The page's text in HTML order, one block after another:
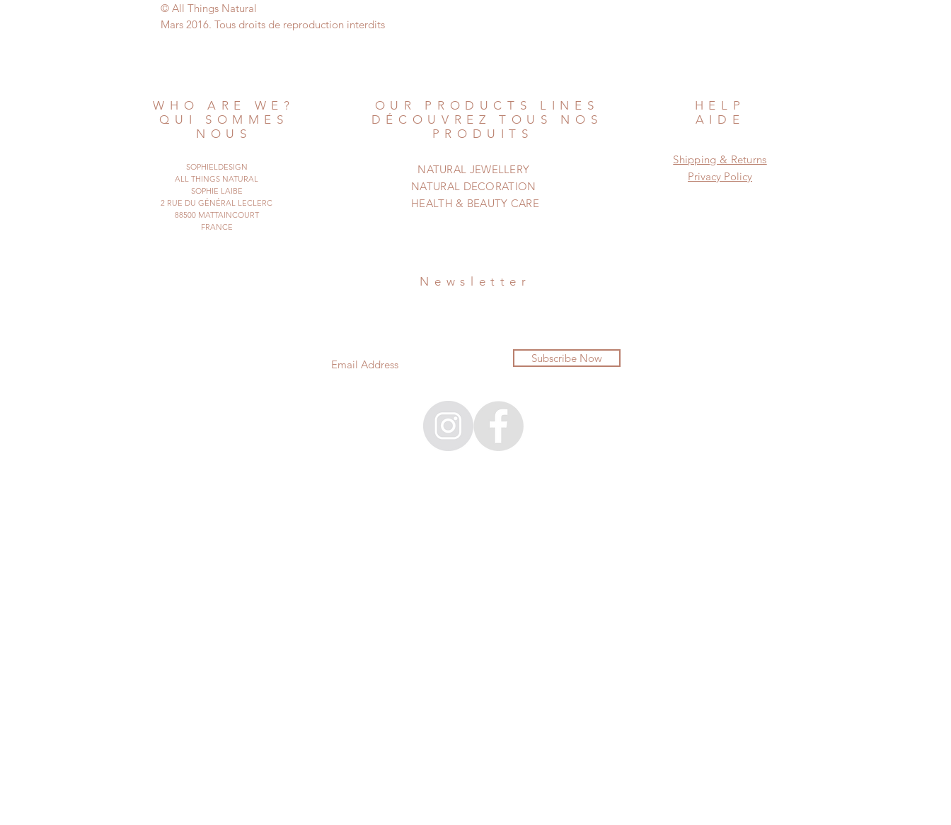
© All Things Natural
Mars 2016. Tous droits de reproduction interdits
WHO ARE WE?
QUI SOMMES
NOUS
SOPHIELDESIGN
ALL THINGS NATURAL
SOPHIE LAIBE
2 RUE DU GÉNÉRAL LECLERC
88500 MATTAINCOURT
FRANCE
OUR PRODUCTS LINES
DÉCOUVREZ TOUS NOS
PRODUITS
NATURAL JEWELLERY
NATURAL DECORATION
HEALTH & BEAUTY CARE
Newsletter
Subscribe Now
HELP
AIDE
Shipping & Returns
Privacy Policy